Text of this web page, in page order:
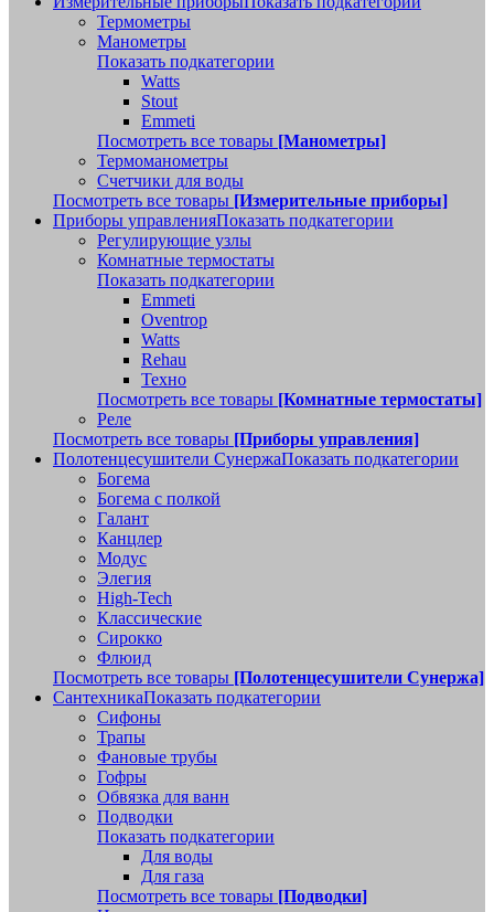
Термометры
Манометры
Показать подкатегории
Watts
Stout
Emmeti
Посмотреть все товары [Манометры]
Термоманометры
Счетчики для воды
Посмотреть все товары [Измерительные приборы]
Приборы управленияПоказать подкатегории
Регулирующие узлы
Комнатные термостаты
Показать подкатегории
Emmeti
Oventrop
Watts
Rehau
Техно
Посмотреть все товары [Комнатные термостаты]
Реле
Посмотреть все товары [Приборы управления]
Полотенцесушители СунержаПоказать подкатегории
Богема
Богема с полкой
Галант
Канцлер
Модус
Элегия
High-Tech
Классические
Сирокко
Флюид
Посмотреть все товары [Полотенцесушители Сунержа]
СантехникаПоказать подкатегории
Сифоны
Трапы
Фановые трубы
Гофры
Обвязка для ванн
Подводки
Показать подкатегории
Для воды
Для газа
Посмотреть все товары [Подводки]